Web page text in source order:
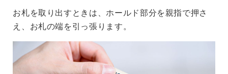
お札を取り出すときは、ホールド部分を親指で押さ
え、お札の端を引っ張ります。